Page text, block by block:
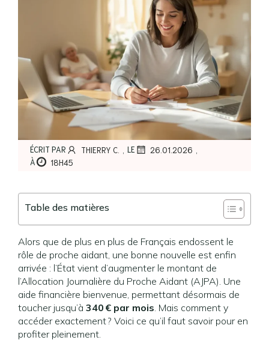
ÉCRIT PAR THIERRY C. , LE 26.01.2026 ,
À 18H45
Table des matières
Alors que de plus en plus de Français endossent le
rôle de proche aidant, une bonne nouvelle est enfin
arrivée : l’État vient d’augmenter le montant de
l’Allocation Journalière du Proche Aidant (AJPA). Une
aide financière bienvenue, permettant désormais de
toucher jusqu’à 340 € par mois. Mais comment y
accéder exactement ? Voici ce qu’il faut savoir pour en
profiter pleinement.